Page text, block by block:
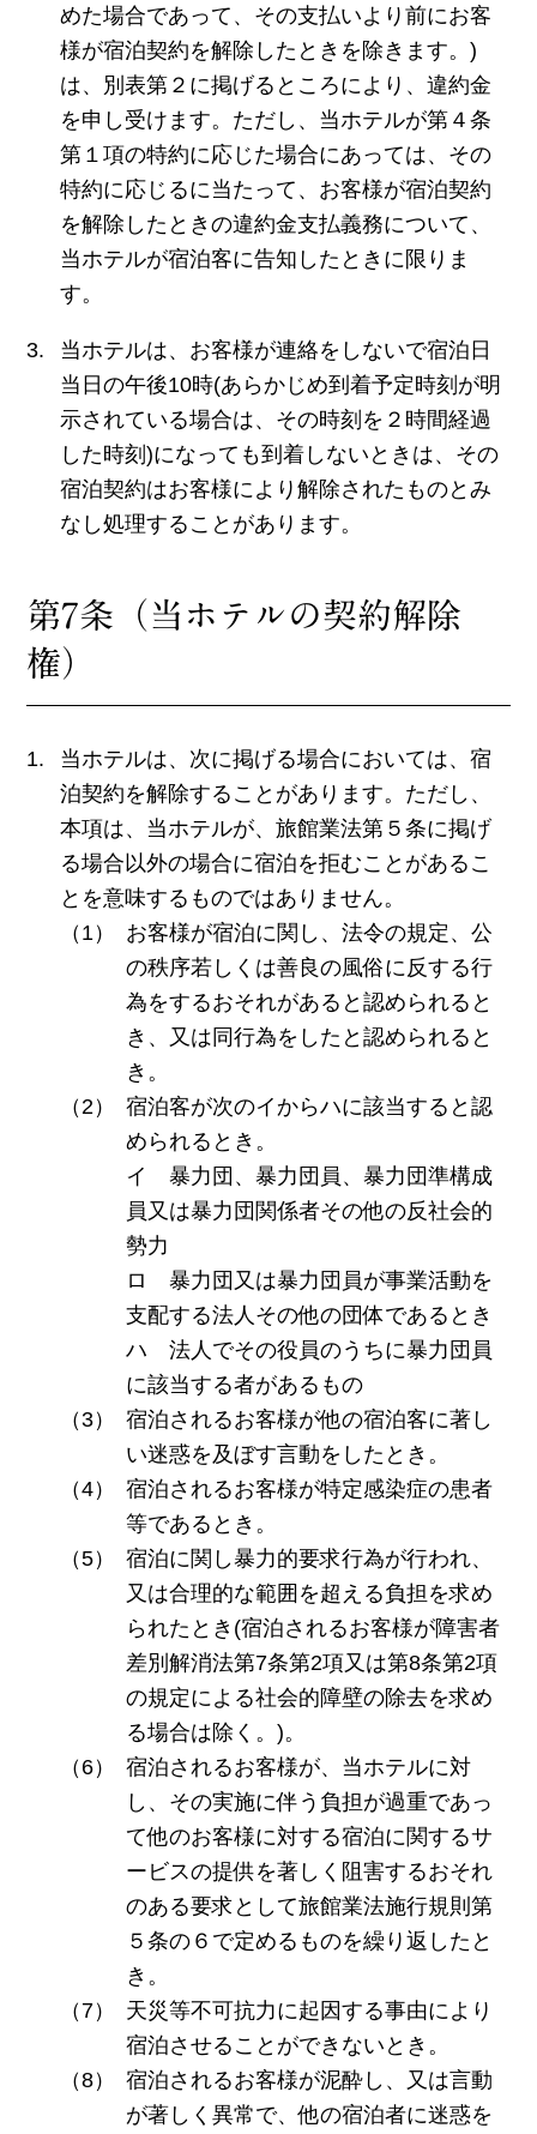
めた場合であって、その支払いより前にお客
様が宿泊契約を解除したときを除きます。)
は、別表第２に掲げるところにより、違約金
を申し受けます。ただし、当ホテルが第４条
第１項の特約に応じた場合にあっては、その
特約に応じるに当たって、お客様が宿泊契約
を解除したときの違約金支払義務について、
当ホテルが宿泊客に告知したときに限りま
す。
当ホテルは、お客様が連絡をしないで宿泊日
当日の午後10時(あらかじめ到着予定時刻が明
示されている場合は、その時刻を２時間経過
した時刻)になっても到着しないときは、その
宿泊契約はお客様により解除されたものとみ
なし処理することがあります。
第7条（当ホテルの契約解除
権）
当ホテルは、次に掲げる場合においては、宿
泊契約を解除することがあります。ただし、
本項は、当ホテルが、旅館業法第５条に掲げ
る場合以外の場合に宿泊を拒むことがあるこ
とを意味するものではありません。
お客様が宿泊に関し、法令の規定、公
の秩序若しくは善良の風俗に反する行
為をするおそれがあると認められると
き、又は同行為をしたと認められると
き。
宿泊客が次のイからハに該当すると認
められるとき。
イ 暴力団、暴力団員、暴力団準構成
員又は暴力団関係者その他の反社会的
勢力
ロ 暴力団又は暴力団員が事業活動を
支配する法人その他の団体であるとき
ハ 法人でその役員のうちに暴力団員
に該当する者があるもの
宿泊されるお客様が他の宿泊客に著し
い迷惑を及ぼす言動をしたとき。
宿泊されるお客様が特定感染症の患者
等であるとき。
宿泊に関し暴力的要求行為が行われ、
又は合理的な範囲を超える負担を求め
られたとき(宿泊されるお客様が障害者
差別解消法第7条第2項又は第8条第2項
の規定による社会的障壁の除去を求め
る場合は除く。)。
宿泊されるお客様が、当ホテルに対
し、その実施に伴う負担が過重であっ
て他のお客様に対する宿泊に関するサ
ービスの提供を著しく阻害するおそれ
のある要求として旅館業法施行規則第
５条の６で定めるものを繰り返したと
き。
天災等不可抗力に起因する事由により
宿泊させることができないとき。
宿泊されるお客様が泥酔し、又は言動
が著しく異常で、他の宿泊者に迷惑を